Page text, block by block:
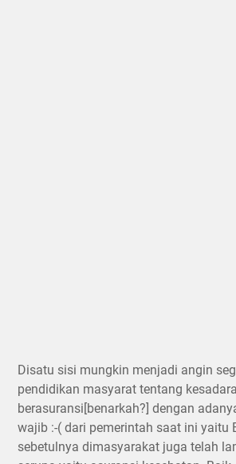
Disatu sisi mungkin menjadi angin
pendidikan masyarat tentang
berasuransi[benarkah?] dengan
wajib :-( dari pemerintah saat ini yaitu
sebetulnya dimasyarakat juga telah